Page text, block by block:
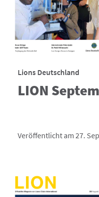
Lions Deutschland
LION
Veröffentlicht am 27.